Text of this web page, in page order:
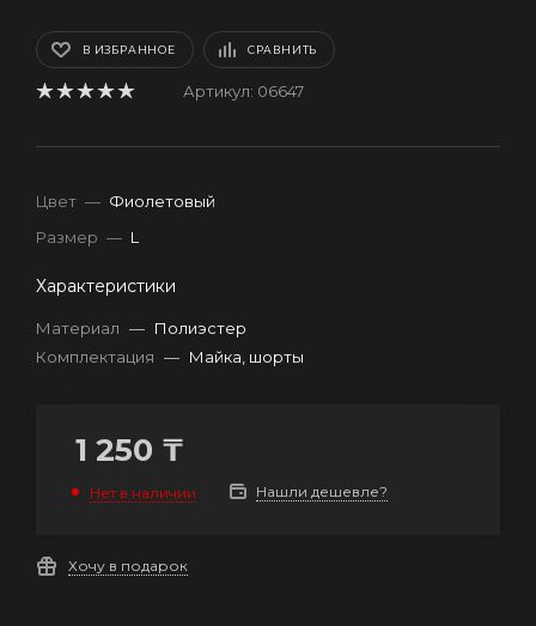
В ИЗБРАННОЕ СРАВНИТЬ
Артикул: 06647
Цвет — Фиолетовый
Размер — L
Характеристики
Материал — Полиэстер
Комплектация — Майка, шорты
1 250 ₸
Нет в наличии Нашли дешевле?
Хочу в подарок